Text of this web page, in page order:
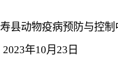
寿县动物疫病预防与控制
2023年10月23日